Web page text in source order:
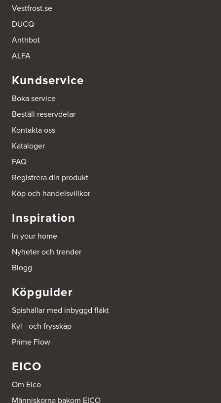
Vestfrost.se
DUCQ
Anthbot
ALFA
Kundservice
Boka service
Beställ reservdelar
Kontakta oss
Kataloger
FAQ
Registrera din produkt
Köp och handelsvillkor
Inspiration
In your home
Nyheter och trender
Blogg
Köpguider
Spishällar med inbyggd fläkt
Kyl - och frysskåp
Prime Flow
EICO
Om Eico
Människorna bakom EICO